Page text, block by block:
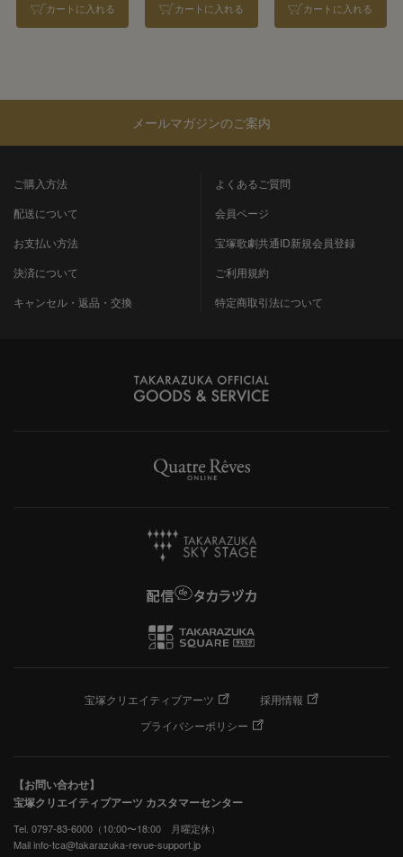
カートに入れる カートに入れる カートに入れる
メールマガジンのご案内
ご購入方法
配送について
お支払い方法
決済について
キャンセル・返品・交換
よくあるご質問
会員ページ
宝塚歌劇共通ID新規会員登録
ご利用規約
特定商取引法について
宝塚クリエイティブアーツ
採用情報
プライバシーポリシー
【お問い合わせ】
宝塚クリエイティブアーツ カスタマーセンター
Tel. 0797-83-6000（10:00〜18:00 月曜定休）
Mail info-tca@takarazuka-revue-support.jp